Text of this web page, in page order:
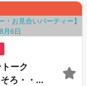
ーク
ろ・・・